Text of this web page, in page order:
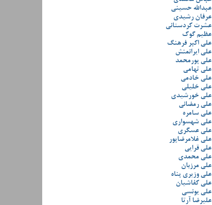
عبدالله حسینی
عرفان رشیدی
عشرت کردستانی
عظیم گوک
علی اکبر فرهنگ
علی ایرانمنش
علی پورمحمد
علی تهامی
علی خادمی
علی خلیلی
علی خورشیدی
علی رمضانی
علی سامره
علی شهسواری
علی عسگری
علی غلامرضاپور
علی قرایی
علی محمدی
علی مرزبان
علی وزیری پناه
علی کفاشیان
علی یونسی
علیرضا آرتا